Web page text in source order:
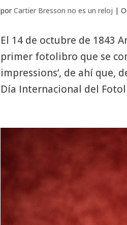
porCartier Bresson no es un reloj |
El 14 de octubre de 1843
primer fotolibro que se
impressions’, de ahí que,
Día Internacional del